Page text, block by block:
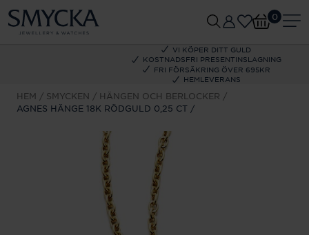
VI KÖPER DITT GULD
KOSTNADSFRI PRESENTINSLAGNING
FRI FÖRSÄKRING ÖVER 695KR
HEMLEVERANS
0
HEM SMYCKEN
HÄNGEN OCH BERLOCKER
AGNES HÄNGE 18K RÖDGULD 0,25 CT